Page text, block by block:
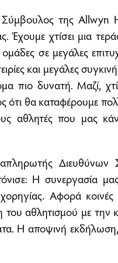
της Allwyn
Έχουμε χτίσει μια
ομάδες σε μεγάλες
και μεγάλες
πιο δυνατή. Μαζί,
ότι θα καταφέρουμε
αθλητές που μας
Διευθύνων
Η συνεργασία
Αφορά κοινές
αθλητισμού με την
Η αποψινή εκδήλωση,